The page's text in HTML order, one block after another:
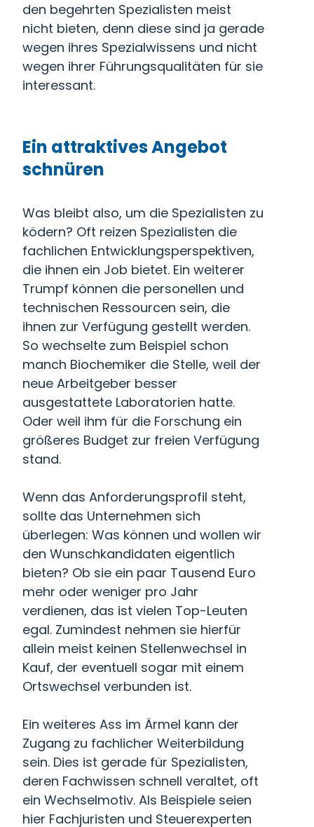
den begehrten Spezialisten meist
nicht bieten, denn diese sind ja gerade
wegen ihres Spezialwissens und nicht
wegen ihrer Führungsqualitäten für sie
interessant.
Ein attraktives Angebot
schnüren
Was bleibt also, um die Spezialisten zu
ködern? Oft reizen Spezialisten die
fachlichen Entwicklungsperspektiven,
die ihnen ein Job bietet. Ein weiterer
Trumpf können die personellen und
technischen Ressourcen sein, die
ihnen zur Verfügung gestellt werden.
So wechselte zum Beispiel schon
manch Biochemiker die Stelle, weil der
neue Arbeitgeber besser
ausgestattete Laboratorien hatte.
Oder weil ihm für die Forschung ein
größeres Budget zur freien Verfügung
stand.
Wenn das Anforderungsprofil steht,
sollte das Unternehmen sich
überlegen: Was können und wollen wir
den Wunschkandidaten eigentlich
bieten? Ob sie ein paar Tausend Euro
mehr oder weniger pro Jahr
verdienen, das ist vielen Top-Leuten
egal. Zumindest nehmen sie hierfür
allein meist keinen Stellenwechsel in
Kauf, der eventuell sogar mit einem
Ortswechsel verbunden ist.
Ein weiteres Ass im Ärmel kann der
Zugang zu fachlicher Weiterbildung
sein. Dies ist gerade für Spezialisten,
deren Fachwissen schnell veraltet, oft
ein Wechselmotiv. Als Beispiele seien
hier Fachjuristen und Steuerexperten